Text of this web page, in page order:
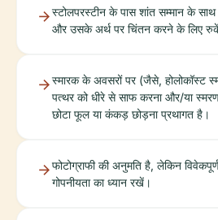
स्टोलपरस्टीन के पास शांत सम्मान के
और उसके अर्थ पर चिंतन करने के लिए
स्मारक के अवसरों पर (जैसे, होलोकॉस्ट
पत्थर को धीरे से साफ करना और/या
छोटा फूल या कंकड़ छोड़ना प्रथागत है।
फोटोग्राफी की अनुमति है, लेकिन
गोपनीयता का ध्यान रखें।